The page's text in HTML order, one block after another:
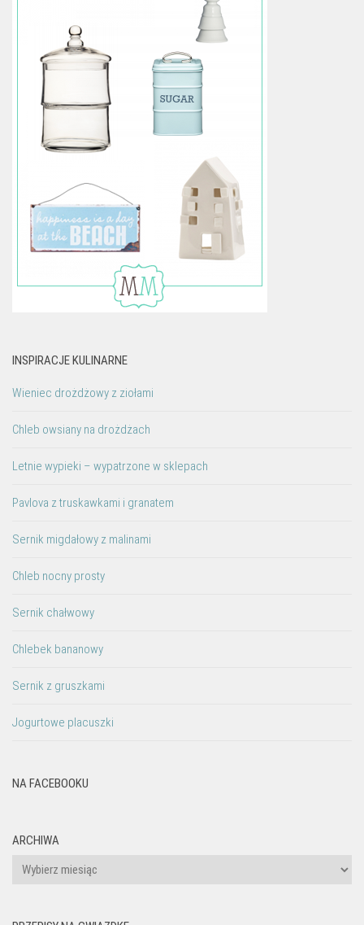
INSPIRACJE KULINARNE
Wieniec drożdżowy z ziołami
Chleb owsiany na drożdżach
Letnie wypieki – wypatrzone w sklepach
Pavlova z truskawkami i granatem
Sernik migdałowy z malinami
Chleb nocny prosty
Sernik chałwowy
Chlebek bananowy
Sernik z gruszkami
Jogurtowe placuszki
NA FACEBOOKU
ARCHIWA
Archiwa